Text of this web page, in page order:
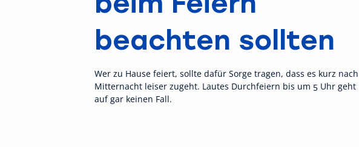
beachten sollten
Wer zu Hause feiert, sollte dafür Sorge tragen, dass es kurz nach
Mitternacht leiser zugeht. Lautes Durchfeiern bis um 5 Uhr geht
auf gar keinen Fall.